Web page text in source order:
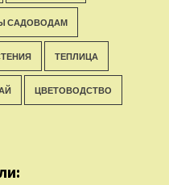
САДОВОДАМ
ТЕПЛИЦА
ЦВЕТОВОДСТВО